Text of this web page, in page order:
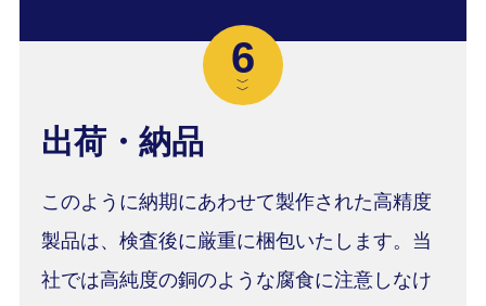
6
﹀
﹀
出荷・納品
このように納期にあわせて製作された高精度
製品は、検査後に厳重に梱包いたします。当
社では高純度の銅のような腐食に注意しなけ